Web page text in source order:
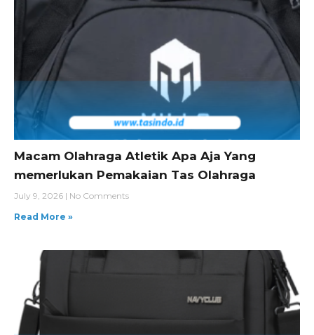
Macam Olahraga Atletik Apa Aja Yang
memerlukan Pemakaian Tas Olahraga
July 9, 2026
No Comments
Read More »